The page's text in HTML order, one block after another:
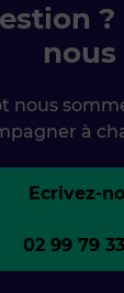
nous
nous
à
Ecrivez-
02 99 79